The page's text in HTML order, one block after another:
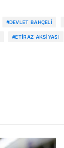
#DEVLET BAHÇELI
#ETIRAZ AKSIYASI